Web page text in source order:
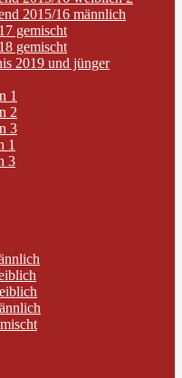
2015/16 männlich
gemischt
gemischt
2019 und jünger
1
2
3
1
3